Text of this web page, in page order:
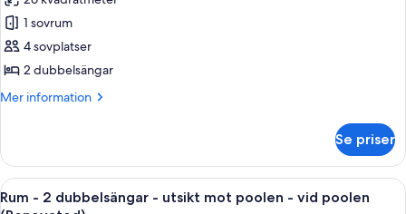
Tower)
Rum
-
2
dubbelsängar
-
(Mobility/Hearing,
Renovated,
Tower)
1 sovrum
4 sovplatser
2 dubbelsängar
Mer information
Mer
-
dubbelsängar
-
Se priser
Öppna
alla
Ett hotellrum med två sängar, ett
6
Rum - 2 dubbelsängar - utsikt mot poolen - vid poolen